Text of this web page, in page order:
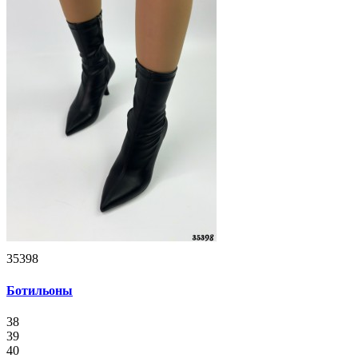
35398
Ботильоны
38
39
40